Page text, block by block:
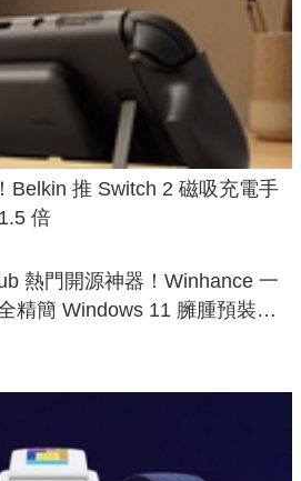
Belkin 推 Switch 2 磁吸充電手
倍
熱門開源神器！Winhance 一
精簡 Windows 11 臃腫預裝軟